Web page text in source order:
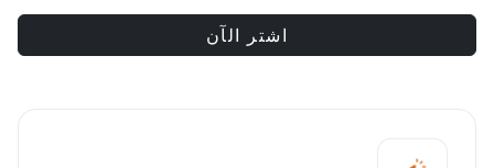
اشتر الآن